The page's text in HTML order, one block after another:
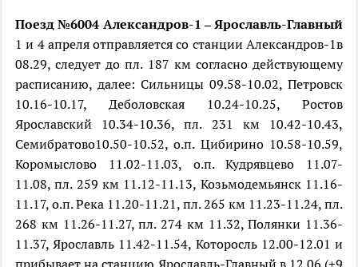
Поезд №6004 Александров-1 – Ярославль-Главный
1 и 4 апреля отправляется со станции Александров-1в
08.29, следует до пл. 187 км согласно действующему
расписанию, далее: Сильницы 09.58-10.02, Петровск
10.16-10.17, Деболовская 10.24-10.25, Ростов
Ярославский 10.34-10.36, пл. 231 км 10.42-10.43,
Семибратово10.50-10.52, о.п. Цибирино 10.58-10.59,
Коромыслово 11.02-11.03, о.п. Кудрявцево 11.07-
11.08, пл. 259 км 11.12-11.13, Козьмодемьянск 11.16-
11.17, о.п. Река 11.20-11.21, пл. 265 км 11.23-11.24, пл.
268 км 11.26-11.27, пл. 274 км 11.32, Полянки 11.36-
11.37, Ярославль 11.42-11.54, Которосль 12.00-12.01 и